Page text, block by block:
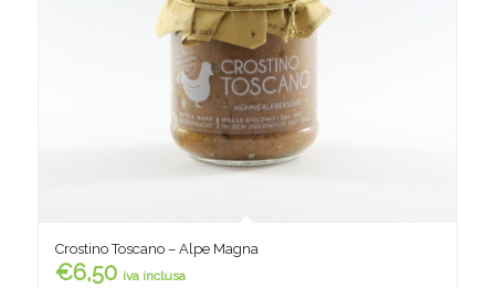
Crostino Toscano – Alpe Magna
€6,50 iva inclusa